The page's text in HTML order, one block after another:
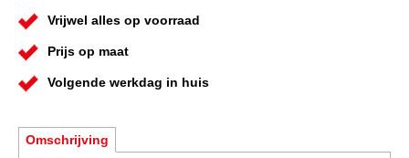
Vrijwel alles op voorraad
Prijs op maat
Volgende werkdag in huis
Omschrijving